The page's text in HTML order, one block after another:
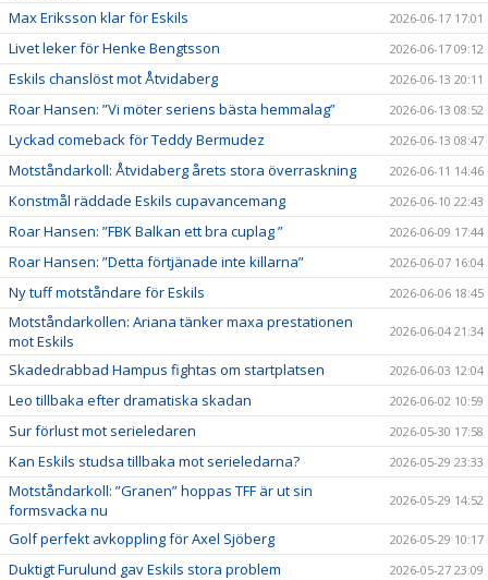
Max Eriksson klar för Eskils 2026-06-17 17:01
Livet leker för Henke Bengtsson 2026-06-17 09:12
Eskils chanslöst mot Åtvidaberg 2026-06-13 20:11
Roar Hansen: ”Vi möter seriens bästa hemmalag” 2026-06-13 08:52
Lyckad comeback för Teddy Bermudez 2026-06-13 08:47
Motståndarkoll: Åtvidaberg årets stora överraskning 2026-06-11 14:46
Konstmål räddade Eskils cupavancemang 2026-06-10 22:43
Roar Hansen: ”FBK Balkan ett bra cuplag ” 2026-06-09 17:44
Roar Hansen: ”Detta förtjänade inte killarna” 2026-06-07 16:04
Ny tuff motståndare för Eskils 2026-06-06 18:45
Motståndarkollen: Ariana tänker maxa prestationen
mot Eskils
2026-06-04 21:34
Skadedrabbad Hampus fightas om startplatsen 2026-06-03 12:04
Leo tillbaka efter dramatiska skadan 2026-06-02 10:59
Sur förlust mot serieledaren 2026-05-30 17:58
Kan Eskils studsa tillbaka mot serieledarna? 2026-05-29 23:33
Motståndarkoll: ”Granen” hoppas TFF är ut sin
formsvacka nu
2026-05-29 14:52
Golf perfekt avkoppling för Axel Sjöberg 2026-05-29 10:17
Duktigt Furulund gav Eskils stora problem 2026-05-27 23:09